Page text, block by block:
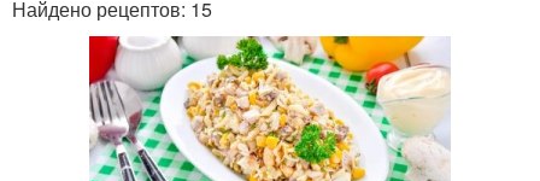
Найдено рецептов: 15